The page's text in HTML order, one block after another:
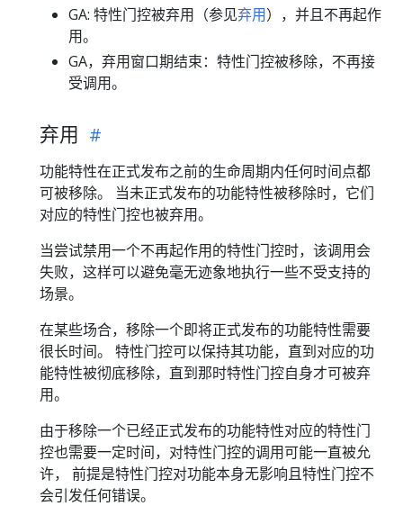
GA: 特性门控被弃用（参见弃用），并且不再起作
用。
GA，弃用窗口期结束：特性门控被移除，不再接
受调用。
弃用
功能特性在正式发布之前的生命周期内任何时间点都
可被移除。 当未正式发布的功能特性被移除时，它们
对应的特性门控也被弃用。
当尝试禁用一个不再起作用的特性门控时，该调用会
失败，这样可以避免毫无迹象地执行一些不受支持的
场景。
在某些场合，移除一个即将正式发布的功能特性需要
很长时间。 特性门控可以保持其功能，直到对应的功
能特性被彻底移除，直到那时特性门控自身才可被弃
用。
由于移除一个已经正式发布的功能特性对应的特性门
控也需要一定时间，对特性门控的调用可能一直被允
许， 前提是特性门控对功能本身无影响且特性门控不
会引发任何错误。